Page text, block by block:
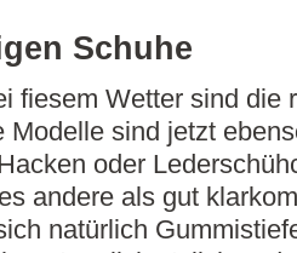
Schuhe
fiesem Wetter sind die
Modelle sind jetzt
oder
andere als gut
natürlich